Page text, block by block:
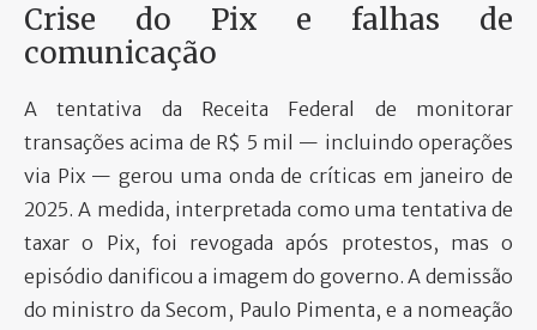
Crise do Pix e falhas de
comunicação
A tentativa da Receita Federal de monitorar
transações acima de R$ 5 mil — incluindo operações
via Pix — gerou uma onda de críticas em janeiro de
2025. A medida, interpretada como uma tentativa de
taxar o Pix, foi revogada após protestos, mas o
episódio danificou a imagem do governo. A demissão
do ministro da Secom, Paulo Pimenta, e a nomeação